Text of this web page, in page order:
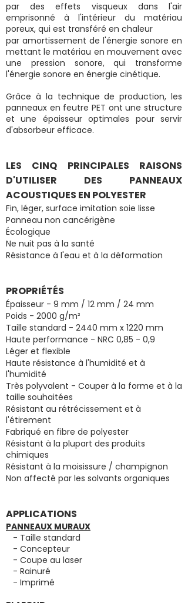
par des effets visqueux dans l'air
emprisonné à l'intérieur du matériau
poreux, qui est transféré en chaleur
par amortissement de l'énergie sonore en
mettant le matériau en mouvement avec
une pression sonore, qui transforme
l'énergie sonore en énergie cinétique.
Grâce à la technique de production, les
panneaux en feutre PET ont une structure
et une épaisseur optimales pour servir
d'absorbeur efficace.
LES CINQ PRINCIPALES RAISONS
D'UTILISER DES PANNEAUX
ACOUSTIQUES EN POLYESTER
Fin, léger, surface imitation soie lisse
Panneau non cancérigène
Écologique
Ne nuit pas à la santé
Résistance à l'eau et à la déformation
PROPRIÉTÉS
Épaisseur - 9 mm / 12 mm / 24 mm
Poids - 2000 g/m²
Taille standard - 2440 mm x 1220 mm
Haute performance - NRC 0,85 - 0,9
Léger et flexible
Haute résistance à l'humidité et à
l'humidité
Très polyvalent - Couper à la forme et à la
taille souhaitées
Résistant au rétrécissement et à
l'étirement
Fabriqué en fibre de polyester
Résistant à la plupart des produits
chimiques
Résistant à la moisissure / champignon
Non affecté par les solvants organiques
APPLICATIONS
PANNEAUX MURAUX
- Taille standard
- Concepteur
- Coupe au laser
- Rainuré
- Imprimé